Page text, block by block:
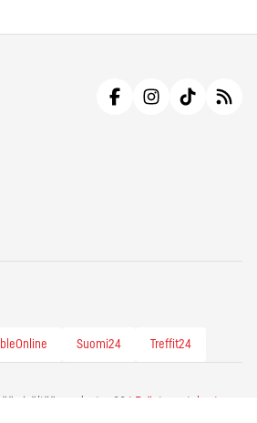
Suomi24 Treffit24